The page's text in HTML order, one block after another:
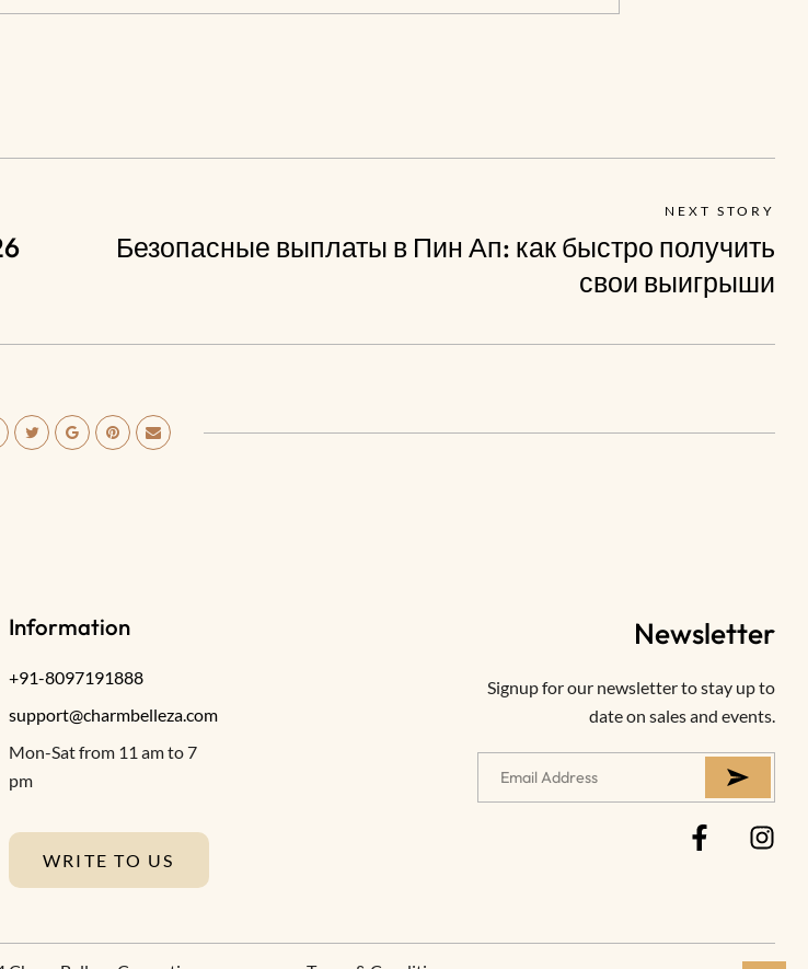
NEXT STORY
Безопасные выплаты в Пин Ап: как быстро получить
свои выигрыши
Information
+91-8097191888
support@charmbelleza.com
Mon-Sat from 11 am to 7
pm
WRITE TO US
Newsletter
Signup for our newsletter to stay up to
date on sales and events.